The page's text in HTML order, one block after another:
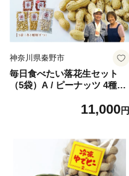
神奈川県秦野市
毎日食べたい落花生セット
（5袋）A / ピーナッツ 4種類
品 丹沢 おつまみ おやつ 秦野
ッツ 白楽花糖 ピーナッツ 味
付けピーナッツ バターピーナ
ッツ 食品ギフト 手土産
11,000円